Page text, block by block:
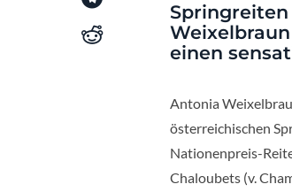
Springreiten
einen
Antonia
österreichischen
Nationenpreis-
Chaloubets (v.